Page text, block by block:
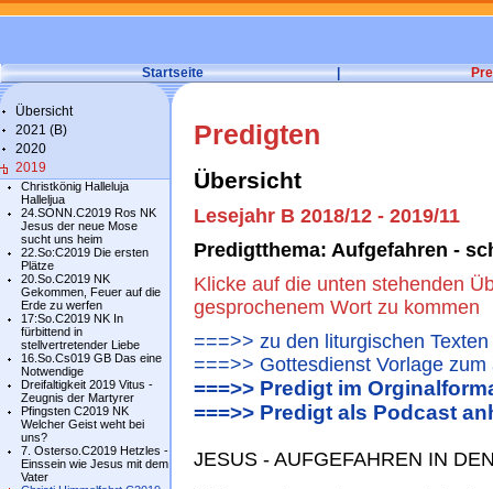
Startseite |
Übersicht
2021 (B)
2020
2019
Christkönig Halleluja
Halleljua
24.SONN.C2019 Ros NK
Jesus der neue Mose
sucht uns heim
22.So:C2019 Die ersten
Plätze
20.So.C2019 NK
Gekommen, Feuer auf die
Erde zu werfen
17:So.C2019 NK In
fürbittend in
stellvertretender Liebe
16.So.Cs019 GB Das eine
Notwendige
Dreifaltigkeit 2019 Vitus -
Zeugnis der Martyrer
Pfingsten C2019 NK
Welcher Geist weht bei
uns?
7. Osterso.C2019 Hetzles -
Einssein wie Jesus mit dem
Vater
Predigten
Übersicht
Lesejahr B 2018/12 - 2019/11
Predigtthema: Aufgefahren -
Klicke auf die unten stehenden
gesprochenem Wort zu kommen
===>> zu den liturgischen Texten
===>> Gottesdienst Vorlage
===>> Predigt im
===>> Predigt als Podcast
JESUS - AUFGEFAHREN IN